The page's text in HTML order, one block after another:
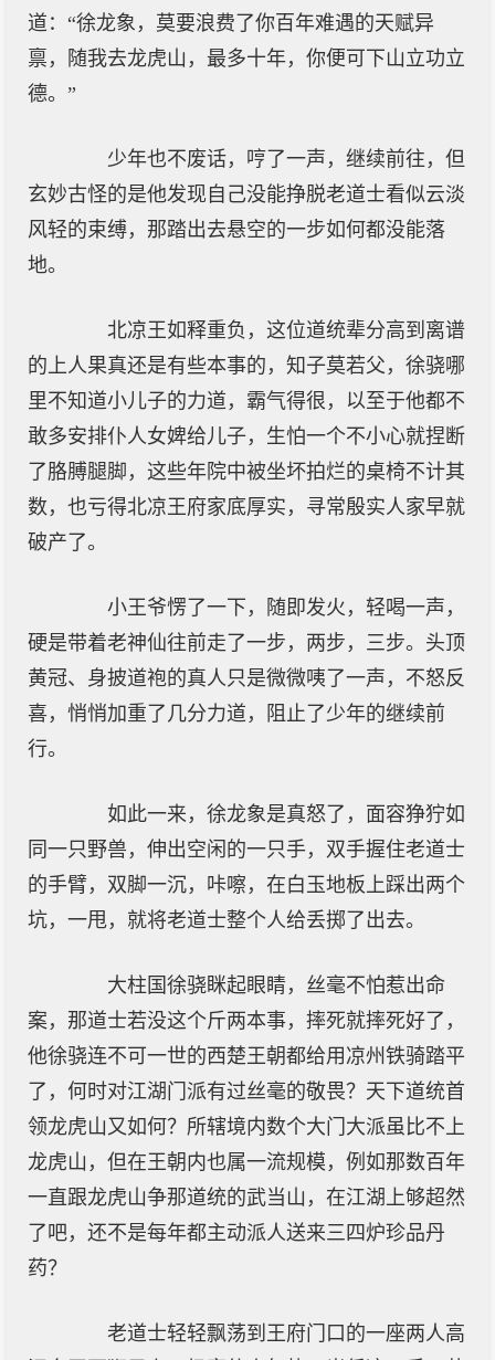
道：“徐龙象，莫要浪费了你百年难遇的天赋异
禀，随我去龙虎山，最多十年，你便可下山立功立
德。”
少年也不废话，哼了一声，继续前往，但
玄妙古怪的是他发现自己没能挣脱老道士看似云淡
风轻的束缚，那踏出去悬空的一步如何都没能落
地。
北凉王如释重负，这位道统辈分高到离谱
的上人果真还是有些本事的，知子莫若父，徐骁哪
里不知道小儿子的力道，霸气得很，以至于他都不
敢多安排仆人女婢给儿子，生怕一个不小心就捏断
了胳膊腿脚，这些年院中被坐坏拍烂的桌椅不计其
数，也亏得北凉王府家底厚实，寻常殷实人家早就
破产了。
小王爷愣了一下，随即发火，轻喝一声，
硬是带着老神仙往前走了一步，两步，三步。头顶
黄冠、身披道袍的真人只是微微咦了一声，不怒反
喜，悄悄加重了几分力道，阻止了少年的继续前
行。
如此一来，徐龙象是真怒了，面容狰狞如
同一只野兽，伸出空闲的一只手，双手握住老道士
的手臂，双脚一沉，咔嚓，在白玉地板上踩出两个
坑，一甩，就将老道士整个人给丢掷了出去。
大柱国徐骁眯起眼睛，丝毫不怕惹出命
案，那道士若没这个斤两本事，摔死就摔死好了，
他徐骁连不可一世的西楚王朝都给用凉州铁骑踏平
了，何时对江湖门派有过丝毫的敬畏？天下道统首
领龙虎山又如何？所辖境内数个大门大派虽比不上
龙虎山，但在王朝内也属一流规模，例如那数百年
一直跟龙虎山争那道统的武当山，在江湖上够超然
了吧，还不是每年都主动派人送来三四炉珍品丹
药？
老道士轻轻飘荡到王府门口的一座两人高